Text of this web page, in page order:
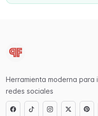
Herramienta moderna para
redes sociales